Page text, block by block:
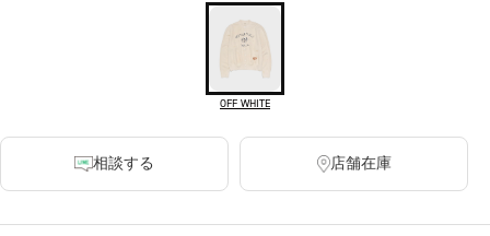
OFF WHITE
相談する 店舗在庫